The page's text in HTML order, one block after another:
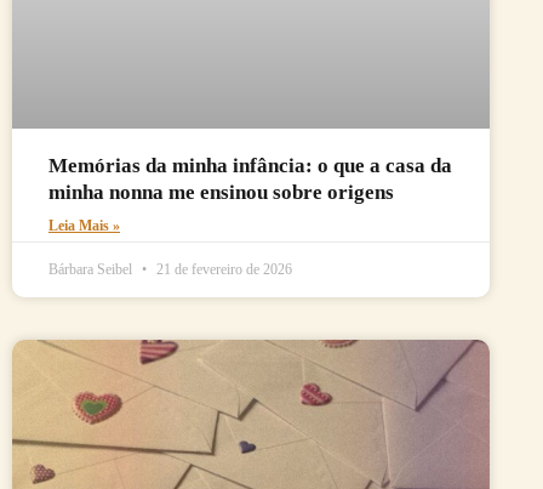
Memórias da minha infância: o que a casa da
minha nonna me ensinou sobre origens
Leia Mais »
Bárbara Seibel 21 de fevereiro de 2026